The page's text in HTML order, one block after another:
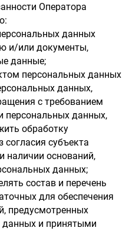
Оператора
данных
и/или документы,
данные;
персональных данных
данных,
с требованием
персональных данных,
обработку
субъекта
наличии оснований,
данных;
состав и перечень
для обеспечения
предусмотренных
и принятыми